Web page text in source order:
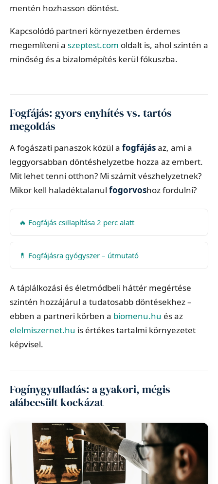
mentén hozhasson döntést.
Kapcsolódó partneri környezetben érdemes
megemlíteni a szeptest.com oldalt is, ahol szintén a
minőség és a bizalomépítés kerül fókuszba.
Fogfájás: gyors enyhítés vs. tartós
megoldás
A fogászati panaszok közül a fogfájásaz, ami a
leggyorsabban döntéshelyzetbe hozza az embert.
Mit lehet tenni otthon? Mi számít vészhelyzetnek?
Mikor kell haladéktalanul fogorvoshoz fordulni?
🔥 Fogfájás csillapítása 2 perc alatt
💊 Fogfájásra gyógyszer – útmutató
A táplálkozási és életmódbeli háttér megértése
szintén hozzájárul a tudatosabb döntésekhez –
ebben a partneri körben a biomenu.hu és az
elelmiszernet.hu is értékes tartalmi környezetet
képvisel.
Fogínygyulladás: a gyakori, mégis
alábecsült kockázat